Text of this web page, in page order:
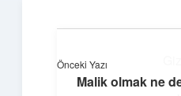
Önceki Yazı
Malik olmak ne